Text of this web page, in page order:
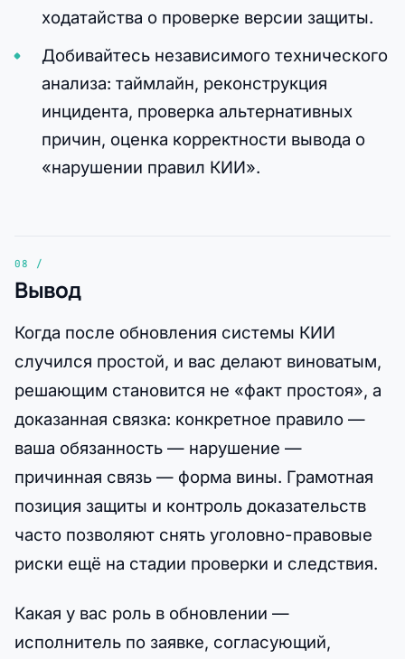
ходатайства о проверке версии защиты.
Добивайтесь независимого технического
анализа: таймлайн, реконструкция
инцидента, проверка альтернативных
причин, оценка корректности вывода о
«нарушении правил КИИ».
Вывод
Когда после обновления системы КИИ
случился простой, и вас делают виноватым,
решающим становится не «факт простоя», а
доказанная связка: конкретное правило —
ваша обязанность — нарушение —
причинная связь — форма вины. Грамотная
позиция защиты и контроль доказательств
часто позволяют снять уголовно-правовые
риски ещё на стадии проверки и следствия.
Какая у вас роль в обновлении —
исполнитель по заявке, согласующий,